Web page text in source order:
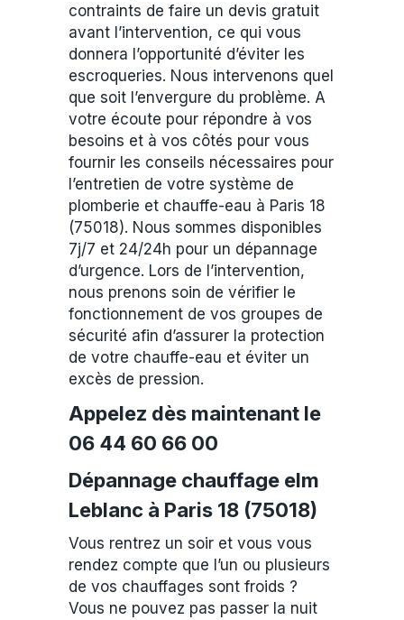
contraints de faire un devis gratuit
avant l’intervention, ce qui vous
donnera l’opportunité d’éviter les
escroqueries. Nous intervenons quel
que soit l’envergure du problème. A
votre écoute pour répondre à vos
besoins et à vos côtés pour vous
fournir les conseils nécessaires pour
l’entretien de votre système de
plomberie et chauffe-eau à Paris 18
(75018). Nous sommes disponibles
7j/7 et 24/24h pour un dépannage
d’urgence. Lors de l’intervention,
nous prenons soin de vérifier le
fonctionnement de vos groupes de
sécurité afin d’assurer la protection
de votre chauffe-eau et éviter un
excès de pression.
Appelez dès maintenant le
06 44 60 66 00
Dépannage chauffage elm
Leblanc à Paris 18 (75018)
Vous rentrez un soir et vous vous
rendez compte que l’un ou plusieurs
de vos chauffages sont froids ?
Vous ne pouvez pas passer la nuit